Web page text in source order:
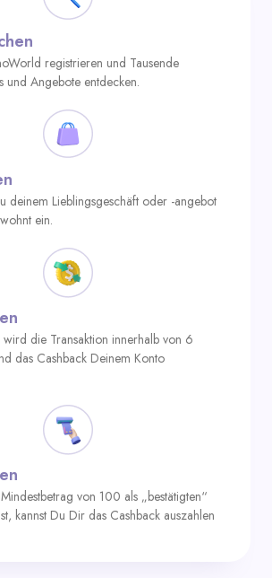
registrieren und Tausende
und Angebote entdecken.
deinem Lieblingsgeschäft oder -angebot
ein.
die Transaktion innerhalb von 6
das Cashback Deinem Konto
von 100 als „bestätigten“
kannst Du Dir das Cashback auszahlen